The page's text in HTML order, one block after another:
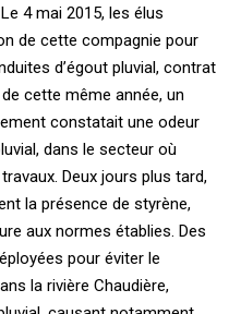
4 mai 2015, les élus
de cette compagnie pour
d’égout pluvial, contrat
cette même année, un
constatait une odeur
dans le secteur où
Deux jours plus tard,
la présence de styrène,
aux normes établies. Des
pour éviter le
la rivière Chaudière,